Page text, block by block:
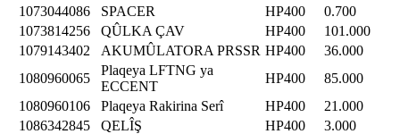
1073044086
SPACER HP400
0.700
1073814256
QÛLKA ÇAV HP400
101.000
1079143402
AKUMÛLATORA PRSSR HP400
36.000
1080960065
Plaqeya LFTNG ya
ECCENT
HP400
85.000
1080960106
Plaqeya Rakirina Serî HP400
21.000
1086342845
QELÎŞ HP400
3.000